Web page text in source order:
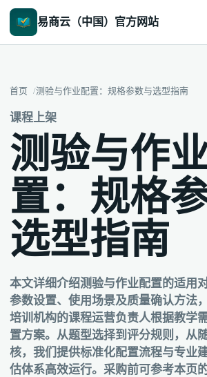
易商云（中国）官方网站
首页 测验与作业配置：规格参数与选型指南
课程上架
测验与作
置：规格
选型指南
本文详细介绍测验与作业配置的适用
参数设置、使用场景及质量确认方法
培训机构的课程运营负责人根据教学
置方案。从题型选择到评分规则，从
核，我们提供标准化配置流程与专业
估体系高效运行。采购前可参考本页